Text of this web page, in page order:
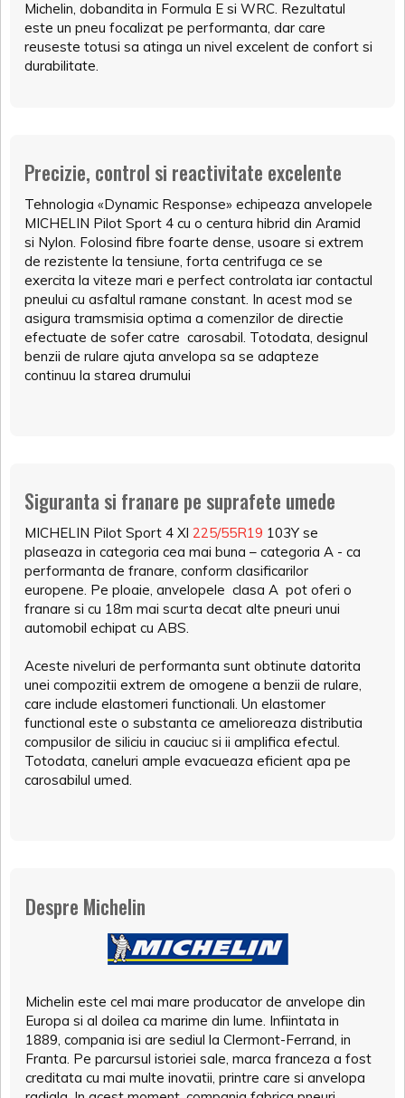
Michelin, dobandita in Formula E si WRC. Rezultatul
este un pneu focalizat pe performanta, dar care
reuseste totusi sa atinga un nivel excelent de confort si
durabilitate.
Precizie, control si reactivitate excelente
Tehnologia «Dynamic Response» echipeaza anvelopele
MICHELIN Pilot Sport 4 cu o centura hibrid din Aramid
si Nylon. Folosind fibre foarte dense, usoare si extrem
de rezistente la tensiune, forta centrifuga ce se
exercita la viteze mari e perfect controlata iar contactul
pneului cu asfaltul ramane constant. In acest mod se
asigura tramsmisia optima a comenzilor de directie
efectuate de sofer catre carosabil. Totodata, designul
benzii de rulare ajuta anvelopa sa se adapteze
continuu la starea drumului
Siguranta si franare pe suprafete umede
MICHELIN Pilot Sport 4 Xl 225/55R19 103Y se
plaseaza in categoria cea mai buna – categoria A - ca
performanta de franare, conform clasificarilor
europene. Pe ploaie, anvelopele clasa A pot oferi o
franare si cu 18m mai scurta decat alte pneuri unui
automobil echipat cu ABS.
Aceste niveluri de performanta sunt obtinute datorita
unei compozitii extrem de omogene a benzii de rulare,
care include elastomeri functionali. Un elastomer
functional este o substanta ce amelioreaza distributia
compusilor de siliciu in cauciuc si ii amplifica efectul.
Totodata, caneluri ample evacueaza eficient apa pe
carosabilul umed.
Despre Michelin
Michelin este cel mai mare producator de anvelope din
Europa si al doilea ca marime din lume. Infiintata in
1889, compania isi are sediul la Clermont-Ferrand, in
Franta. Pe parcursul istoriei sale, marca franceza a fost
creditata cu mai multe inovatii, printre care si anvelopa